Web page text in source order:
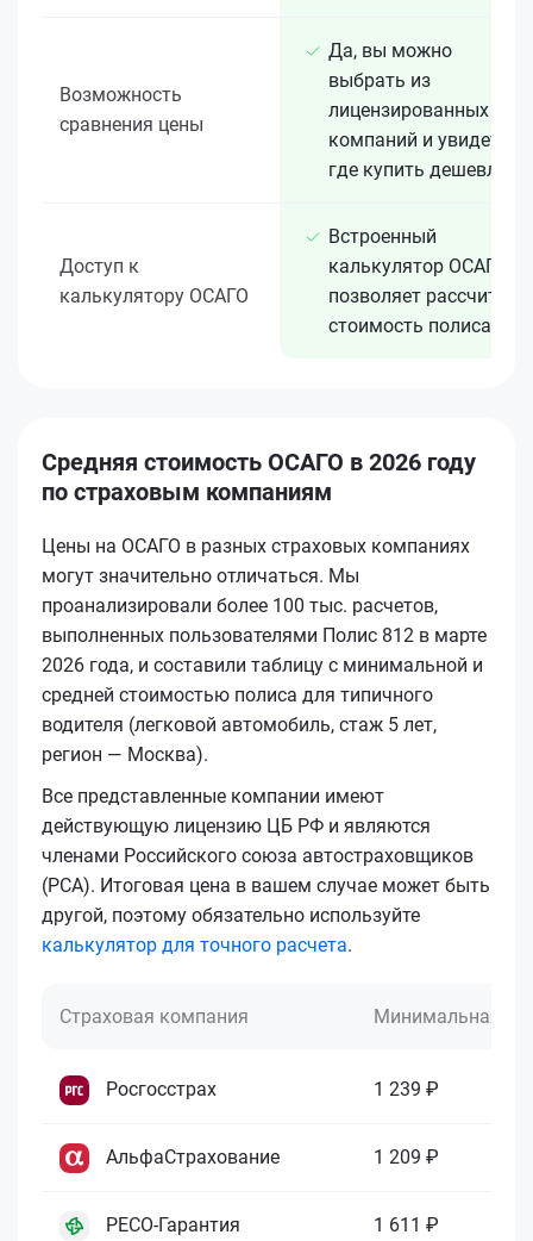
Возможность
сравнения цены
Да, вы можно
выбрать из
лицензированных 15+
компаний и увидеть,
где купить дешевле
Доступ к
калькулятору ОСАГО
Встроенный
калькулятор ОСАГО
позволяет рассчитать
стоимость полиса
Средняя стоимость ОСАГО в 2026 году
по страховым компаниям
Цены на ОСАГО в разных страховых компаниях
могут значительно отличаться. Мы
проанализировали более 100 тыс. расчетов,
выполненных пользователями Полис 812 в марте
2026 года, и составили таблицу с минимальной и
средней стоимостью полиса для типичного
водителя (легковой автомобиль, стаж 5 лет,
регион — Москва).
Все представленные компании имеют
действующую лицензию ЦБ РФ и являются
членами Российского союза автостраховщиков
(РСА). Итоговая цена в вашем случае может быть
другой, поэтому обязательно используйте
калькулятор для точного расчета.
Страховая компания Минимальная
Росгосстрах 1 239 ₽
АльфаСтрахование 1 209 ₽
РЕСО-Гарантия 1 611 ₽